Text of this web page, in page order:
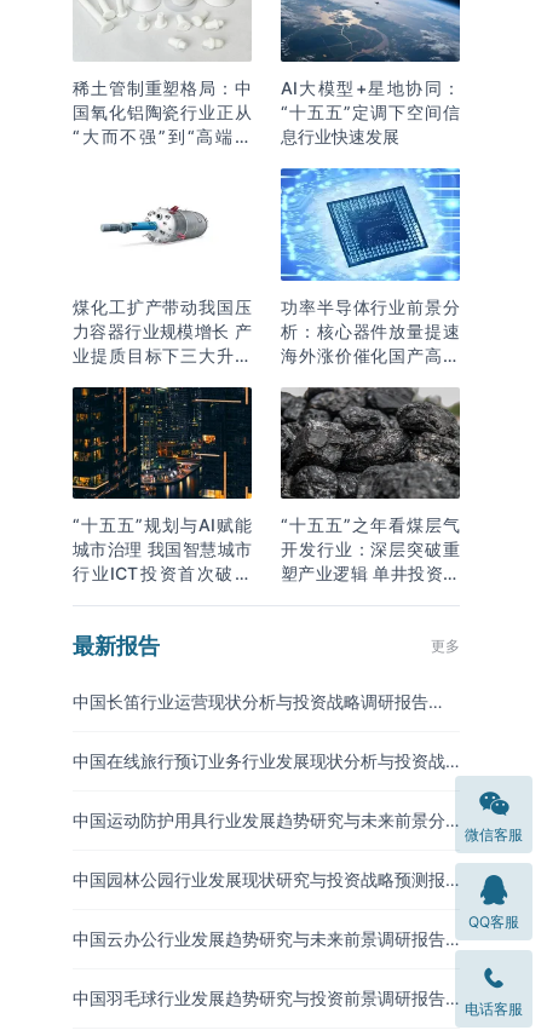
稀土管制重塑格局：中
国氧化铝陶瓷行业正从
“大而不强”到“高端突
AI大模型+星地协同：
“十五五”定调下空间信
息行业快速发展
煤化工扩产带动我国压
力容器行业规模增长 产
业提质目标下三大升级
功率半导体行业前景分
析：核心器件放量提速
海外涨价催化国产高端
“十五五”规划与AI赋能
城市治理 我国智慧城市
行业ICT投资首次破万
“十五五”之年看煤层气
开发行业：深层突破重
塑产业逻辑 单井投资成
最新报告 更多
中国长笛行业运营现状分析与投资战略调研报告
中国在线旅行预订业务行业发展现状分析与投资战
中国运动防护用具行业发展趋势研究与未来前景分
中国园林公园行业发展现状研究与投资战略预测报
中国云办公行业发展趋势研究与未来前景调研报告
中国羽毛球行业发展趋势研究与投资前景调研报告
微信客服
QQ客服
电话客服